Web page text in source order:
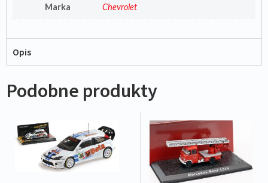
Marka Chevrolet
Opis
Podobne produkty